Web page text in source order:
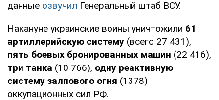
данные озвучил Генеральный штаб ВСУ.
Накануне украинские воины уничтожили 61
артиллерийскую систему (всего 27 431),
пять боевых бронированных машин (22 416),
три танка (10 766), одну реактивную
систему залпового огня (1378)
оккупационных сил РФ.